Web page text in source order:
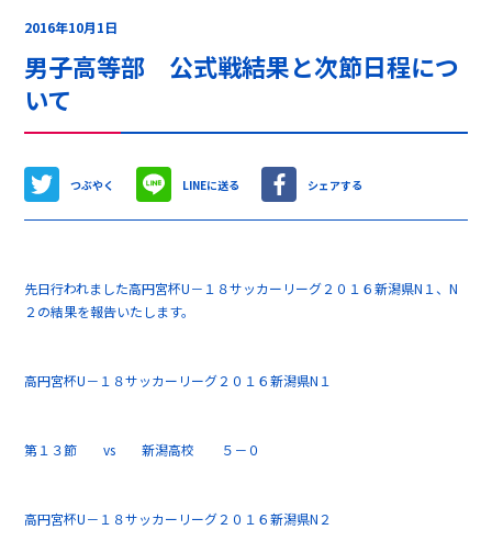
2016年10月1日
男子高等部 公式戦結果と次節日程につ
いて
つぶやく LINEに送る シェアする
先日行われました高円宮杯U－１８サッカーリーグ２０１６新潟県N１、N
２の結果を報告いたします。
高円宮杯U－１８サッカーリーグ２０１６新潟県N１
第１３節 vs 新潟高校 ５－０
高円宮杯U－１８サッカーリーグ２０１６新潟県N２